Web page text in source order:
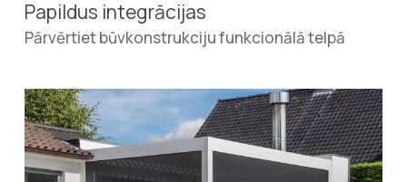
Papildus integrācijas
Pārvērtiet būvkonstrukciju funkcionālā telpā